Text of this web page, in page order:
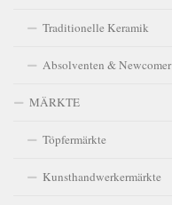
Traditionelle Keramik
Absolventen & Newcomer
MÄRKTE
Töpfermärkte
Kunsthandwerkermärkte